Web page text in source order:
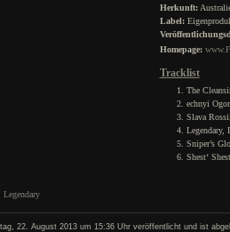
Herkunft:
Label:
Homepage:
Tracklist
The
echnyi
Slava
Legendary,
Sniper’s
Shest‘
Legendary
22. August 2013 um 15:36 Uhr veröffentlicht und ist